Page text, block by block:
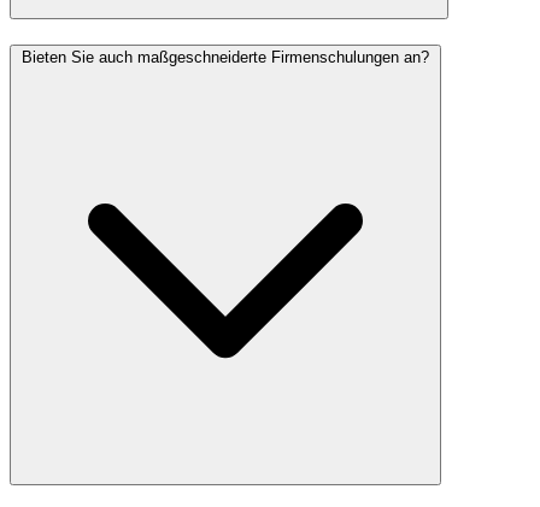
Bieten Sie auch maßgeschneiderte Firmenschulungen an?